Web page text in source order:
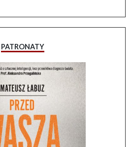
PATRONATY